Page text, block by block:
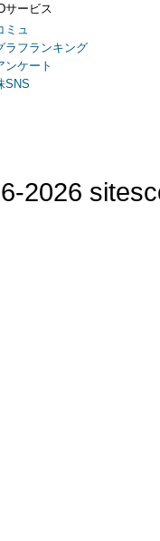
IDサービス
ミュ
ラフランキング
ンケート
SNS
2026